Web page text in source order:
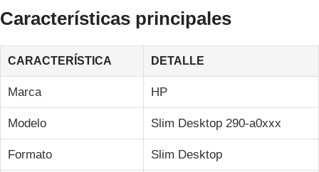
Características principales
CARACTERÍSTICA DETALLE
Marca HP
Modelo Slim Desktop 290-a0xxx
Formato Slim Desktop